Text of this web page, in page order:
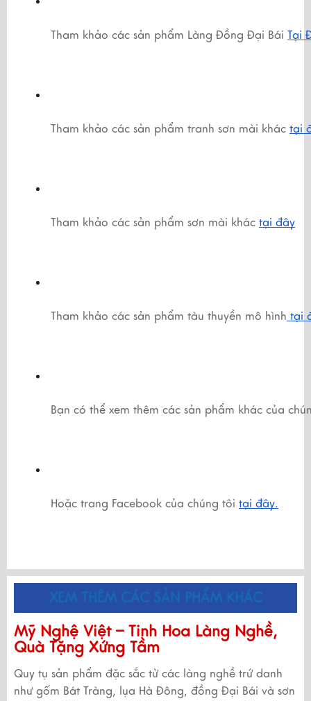
Tham khảo các sản phẩm Làng Đồng Đại Bái Tại
Tham khảo các sản phẩm tranh sơn mài khác tại
Tham khảo các sản phẩm sơn mài khác tại đây
Tham khảo các sản phẩm tàu thuyền mô hình tại
Bạn có thể xem thêm các sản phẩm khác của
Hoặc trang Facebook của chúng tôi tại đây.
XEM THÊM CÁC SẢN PHẨM KHÁC
Mỹ Nghệ Việt – Tinh Hoa Làng Nghề,
Quà Tặng Xứng Tầm
Quy tụ sản phẩm đặc sắc từ các làng nghề trứ danh
như gốm Bát Tràng, lụa Hà Đông, đồng Đại Bái và sơn